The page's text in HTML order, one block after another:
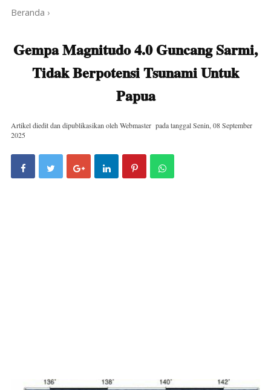
Beranda ›
Gempa Magnitudo 4.0 Guncang Sarmi,
Tidak Berpotensi Tsunami Untuk
Papua
Artikel diedit dan dipublikasikan oleh Webmaster pada tanggalSenin, 08 September
2025